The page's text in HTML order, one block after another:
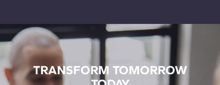
TRANSFORM TOMORROW